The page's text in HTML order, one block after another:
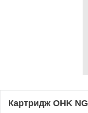
Картридж OHK